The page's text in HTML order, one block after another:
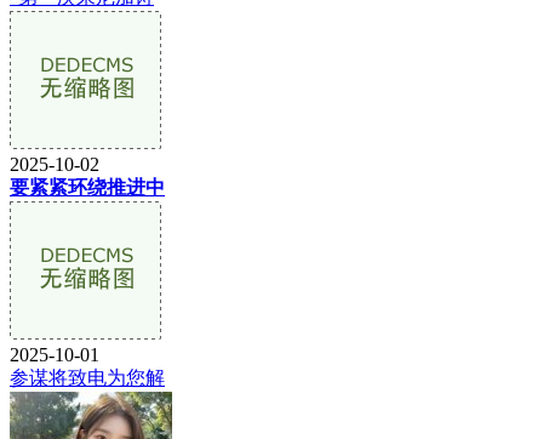
2025-10-02
要紧紧环绕推进中
2025-10-01
参谋将致电为您解